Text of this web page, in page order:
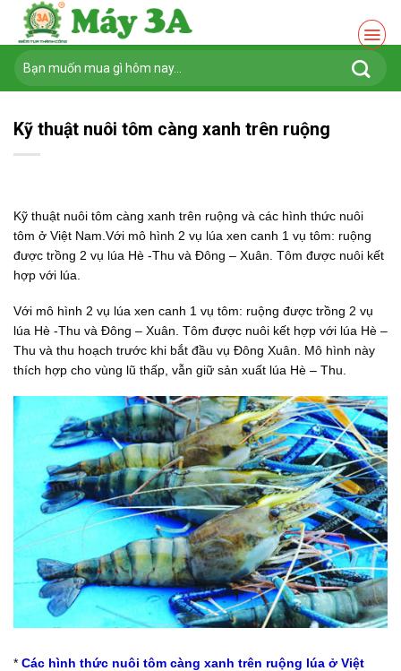
Chuyển
nội
dung
Tìm
kiếm:
Kỹ thuật nuôi tôm càng xanh trên ruộng
Kỹ thuật nuôi tôm càng xanh trên ruộng và các hình thức nuôi
tôm ở Việt Nam.Với mô hình 2 vụ lúa xen canh 1 vụ tôm: ruộng
được trồng 2 vụ lúa Hè -Thu và Đông – Xuân. Tôm được nuôi kết
hợp với lúa.
Với mô hình 2 vụ lúa xen canh 1 vụ tôm: ruộng được trồng 2 vụ
lúa Hè -Thu và Đông – Xuân. Tôm được nuôi kết hợp với lúa Hè –
Thu và thu hoạch trước khi bắt đầu vụ Đông Xuân. Mô hình này
thích hợp cho vùng lũ thấp, vẫn giữ sản xuất lúa Hè – Thu.
* Các hình thức nuôi tôm càng xanh trên ruộng lúa ở Việt